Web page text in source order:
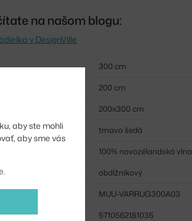
na našom blogu:
v DesignVille
300 cm
200 cm
200x300 cm
tmavo šedá
100% novozélandská vlna
obdĺžnikový
MUU-VARRUG300A03
5710562181035
aby ste mohli
aby sme vás